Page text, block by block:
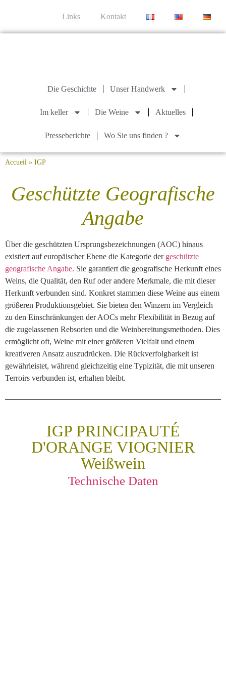
Links Kontakt
Die Geschichte Unser Handwerk
Im keller Die Weine Aktuelles
Presseberichte Wo Sie uns finden ?
Accueil » IGP
Geschützte Geografische
Angabe
Über die geschützten Ursprungsbezeichnungen (AOC) hinaus
existiert auf europäischer Ebene die Kategorie der geschützte
geografische Angabe. Sie garantiert die geografische Herkunft eines
Weins, die Qualität, den Ruf oder andere Merkmale, die mit dieser
Herkunft verbunden sind. Konkret stammen diese Weine aus einem
größeren Produktionsgebiet. Sie bieten den Winzern im Vergleich
zu den Einschränkungen der AOCs mehr Flexibilität in Bezug auf
die zugelassenen Rebsorten und die Weinbereitungsmethoden. Dies
ermöglicht oft, Weine mit einer größeren Vielfalt und einem
kreativeren Ansatz auszudrücken. Die Rückverfolgbarkeit ist
gewährleistet, während gleichzeitig eine Typizität, die mit unseren
Terroirs verbunden ist, erhalten bleibt.
IGP PRINCIPAUTÉ
D'ORANGE VIOGNIER
Weißwein
Technische Daten